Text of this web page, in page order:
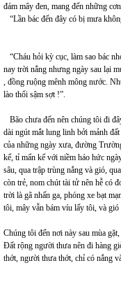
đám mây đen, mang đến những
“Lần bác đến đây có bị mưa
“Cháu hỏi kỳ cục, làm sao bác
nay trời nắng nhưng ngày sau lại
, đồng ruộng mênh mông nước.
lào thổi sậm sợt !”.
Bão chưa đến nên chúng tôi đi
dài ngút mắt lung linh bởi mảnh
của những ngày xưa, đường
kể, tỉ mẩn kể với niềm háo hức
sâu, qua trập trùng nắng và gió,
còn trẻ, nom chút tài tử nên hễ có
trời là gã nhấn ga, phóng xe bạt
tôi, mây vẫn bám víu lấy tôi, và
Chúng tôi đến nơi này sau mùa
Đất rộng người thưa nên đi hàng
thớt, người thưa thớt, chỉ có nắng